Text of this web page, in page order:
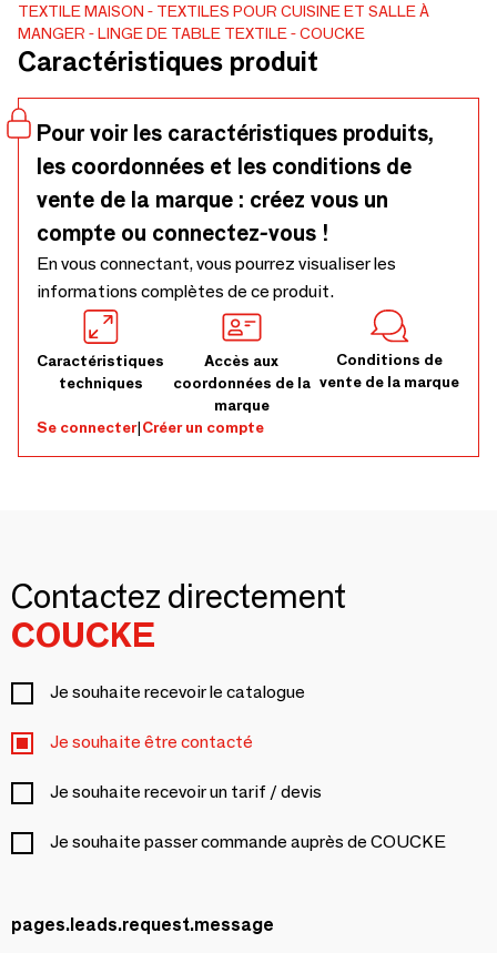
TEXTILE MAISON
TEXTILES POUR CUISINE ET SALLE À
MANGER
LINGE DE TABLE TEXTILE COUCKE
Caractéristiques produit
Pour voir les caractéristiques produits,
les coordonnées et les conditions de
vente de la marque : créez vous un
compte ou connectez-vous !
En vous connectant, vous pourrez visualiser les
informations complètes de ce produit.
Caractéristiques
techniques
Accès aux
coordonnées de la
marque
Conditions de
vente de la marque
Se connecter|Créer un compte
Contactez directement
COUCKE
Je souhaite recevoir le catalogue
Je souhaite être contacté
Je souhaite recevoir un tarif / devis
Je souhaite passer commande auprès de COUCKE
pages.leads.request.message